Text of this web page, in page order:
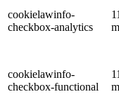
cookielawinfo-
checkbox-analytics
11
cookielawinfo-
checkbox-functional
11